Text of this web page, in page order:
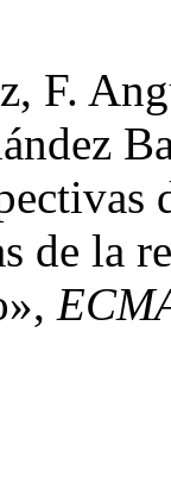
F.
de la